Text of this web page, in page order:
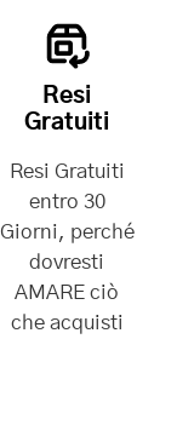
Resi
Gratuiti
Resi Gratuiti
entro 30
Giorni, perché
dovresti
AMARE ciò
che acquisti